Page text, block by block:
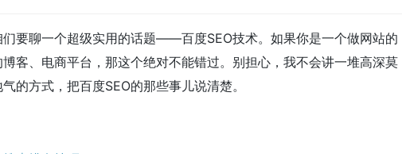
要聊一个超级实用的话题——百度SEO技术。如果你是一个做网站的
客、电商平台，那这个绝对不能错过。别担心，我不会讲一堆高深莫
的方式，把百度SEO的那些事儿说清楚。